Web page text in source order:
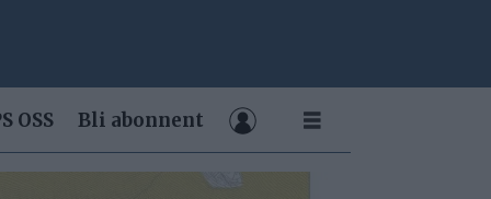
OSS Bli abonnent